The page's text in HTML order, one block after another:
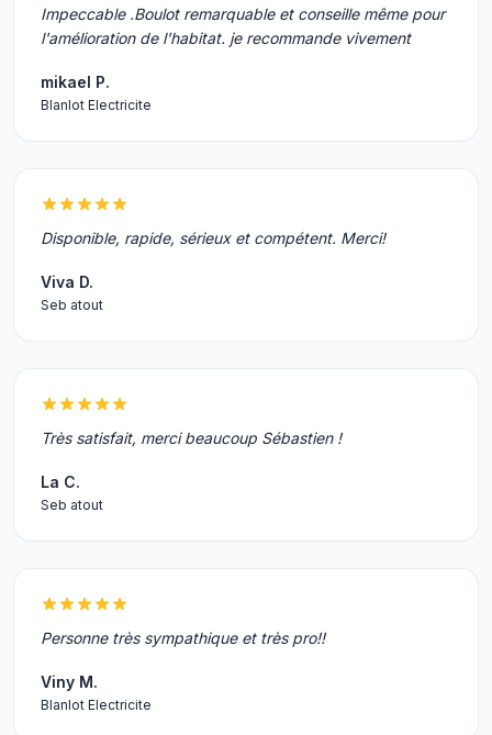
Impeccable .Boulot remarquable et conseille même pour
l'amélioration de l'habitat. je recommande vivement
mikael P.
Blanlot Electricite
Disponible, rapide, sérieux et compétent. Merci!
Viva D.
Seb atout
Très satisfait, merci beaucoup Sébastien !
La C.
Seb atout
Personne très sympathique et très pro!!
Viny M.
Blanlot Electricite